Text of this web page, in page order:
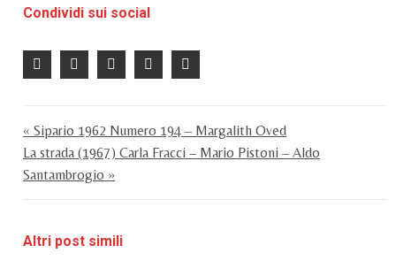
Condividi sui social
« Sipario 1962 Numero 194 – Margalith Oved
La strada (1967) Carla Fracci – Mario Pistoni – Aldo
Santambrogio »
Altri post simili